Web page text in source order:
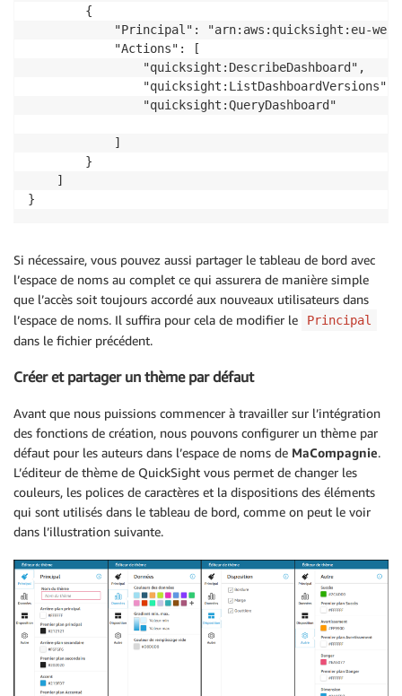
        {
"Principal": "arn:aws:quicksight:eu-
            "Actions": [
                "quicksight:DescribeDashboard",
                "quicksight:ListDashboardVersions",
                "quicksight:QueryDashboard"
            ]
        }
    ]
}
Si nécessaire, vous pouvez aussi partager le tableau de bord avec
l’espace de noms au complet ce qui assurera de manière simple
que l’accès soit toujours accordé aux nouveaux utilisateurs dans
l’espace de noms. Il suffira pour cela de modifier le
Principal
dans le fichier précédent.
Créer et partager un thème par défaut
Avant que nous puissions commencer à travailler sur l’intégration
des fonctions de création, nous pouvons configurer un thème par
défaut pour les auteurs dans l’espace de noms de MaCompagnie.
L’éditeur de thème de QuickSight vous permet de changer les
couleurs, les polices de caractères et la dispositions des éléments
qui sont utilisés dans le tableau de bord, comme on peut le voir
dans l’illustration suivante.